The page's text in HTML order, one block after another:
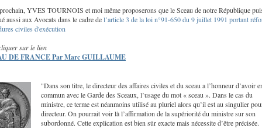
YVES TOURNOIS et moi même proposerons que le Sceau de notre République
aussi aux Avocats dans le cadre del’article 3 de la loi n°91-650 du 9 juillet 1991 portant
civiles d'exécution
sur le lien
DE FRANCE Par Marc GUILLAUME
"Dans son titre, le directeur des affaires civiles et du sceau a l’honneur d’avoir
commun avec le Garde des Sceaux, l’usage du mot « sceau ». Dans le cas du
ministre, ce terme est néanmoins utilisé au pluriel alors qu’il est au singulier
directeur. On pourrait voir là l’affirmation de la supériorité du ministre sur son
subordonné. Cette explication est bien sûr exacte mais nécessite d’être précisée.